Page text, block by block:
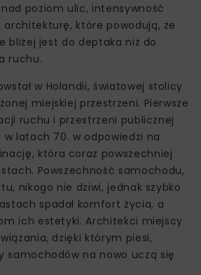
poziom ulic, intensywność
architekturę, które powodują, że
bliżej jest do deptaka niż do
ruchu.
w Holandii, światowej stolicy
miejskiej przestrzeni. Pierwsze
ruchu i przestrzeni publicznej
w latach 70. w odpowiedzi na
która coraz powszechniej
Powszechność samochodu,
nikogo nie dziwi, jednak szybko
spadał komfort życia, a
ich estetyki. Architekci miejscy
dzięki którym piesi,
samochodów na nowo uczą się